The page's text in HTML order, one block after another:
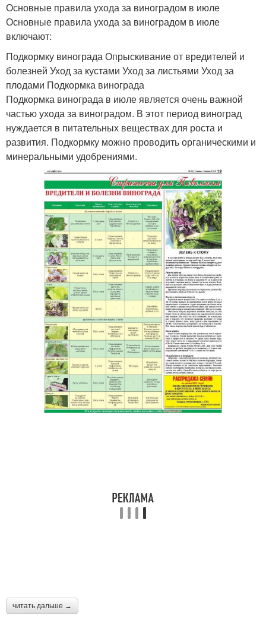
Основные правила ухода за виноградом в июле
Основные правила ухода за виноградом в июле
включают:
Подкормку винограда Опрыскивание от вредителей и
болезней Уход за кустами Уход за листьями Уход за
плодами Подкормка винограда
Подкормка винограда в июле является очень важной
частью ухода за виноградом. В этот период виноград
нуждается в питательных веществах для роста и
развития. Подкормку можно проводить органическими и
минеральными удобрениями.
читать дальше →